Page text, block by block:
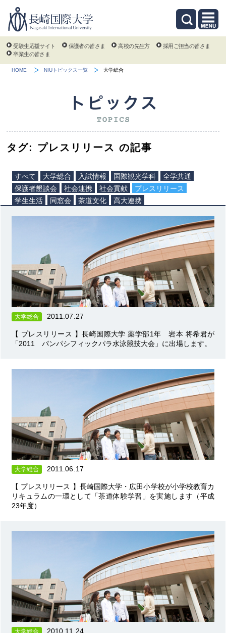
受験生応援サイト 保護者の皆さま 高校の先生方
採用ご担当の皆さま
卒業生の皆さま
HOME NIUトピックス一覧 大学総合
タグ: プレスリリース の記事
すべて 大学総合 入試情報 国際観光学科
全学共通
保護者懇談会
社会連携 社会貢献
プレスリリース
学生生活
同窓会 茶道文化 高大連携
大学総合 2011.07.27
【 プレスリリース 】長崎国際大学 薬学部1年 岩本 将希君が
「2011 パンパシフィックパラ水泳競技大会」に出場します。
大学総合 2011.06.17
【 プレスリリース 】長崎国際大学・広田小学校が小学校教育カ
リキュラムの一環として「茶道体験学習」を実施します（平成
23年度）
大学総合 2010.11.24